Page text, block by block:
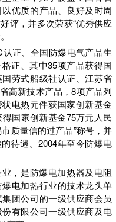
优质的产品、良好及时周
评，并多次荣获“优秀供应
证、全国防爆电气产品生
证、其中35项产品获得国
劳式船级社认证、江苏省
高新技术产品，8项产品列
电热元件获国家创新基金
国家创新基金75万元人民
质量信的过产品”称号，并
待遇。2004年至今防爆电
，是防爆电加热器及电阻
电加热行业的技术龙头单
团公司的一级供应商会员
有限公司一级供应商及电